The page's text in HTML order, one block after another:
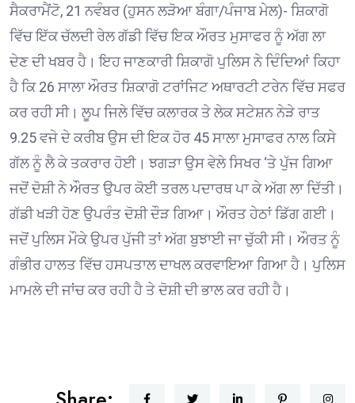
ਸੈਕਰਾਮੈਂਟੋ, 21 ਨਵੰਬਰ (ਹੁਸਨ ਲੜੋਆ ਬੰਗਾ/ਪੰਜਾਬ ਮੇਲ)- ਸ਼ਿਕਾਗੋ
ਵਿੱਚ ਇੱਕ ਚੱਲਦੀ ਰੇਲ ਗੱਡੀ ਵਿੱਚ ਇਕ ਔਰਤ ਮੁਸਾਫਰ ਨੂੰ ਅੱਗ ਲਾ
ਦੇਣ ਦੀ ਖਬਰ ਹੈ। ਇਹ ਜਾਣਕਾਰੀ ਸ਼ਿਕਾਗੋ ਪੁਲਿਸ ਨੇ ਦਿੰਦਿਆਂ ਕਿਹਾ
ਹੈ ਕਿ 26 ਸਾਲਾ ਔਰਤ ਸ਼ਿਕਾਗੋ ਟਰਾਂਜਿਟ ਅਥਾਰਟੀ ਟਰੇਨ ਵਿੱਚ ਸਫਰ
ਕਰ ਰਹੀ ਸੀ। ਲੂਪ ਜਿਲੇ ਵਿੱਚ ਕਲਾਰਕ ਤੇ ਲੇਕ ਸਟੇਸ਼ਨ ਨੇੜੇ ਰਾਤ
9.25 ਵਜੇ ਦੇ ਕਰੀਬ ਉਸ ਦੀ ਇਕ ਹੋਰ 45 ਸਾਲਾ ਮੁਸਾਫਰ ਨਾਲ ਕਿਸੇ
ਗੱਲ ਨੂੰ ਲੈ ਕੇ ਤਕਰਾਰ ਹੋਈ। ਝਗੜਾ ਉਸ ਵੇਲੇ ਸਿਖਰ ‘ਤੇ ਪੁੱਜ ਗਿਆ
ਜਦੋਂ ਦੋਸ਼ੀ ਨੇ ਔਰਤ ਉਪਰ ਕੋਈ ਤਰਲ ਪਦਾਰਥ ਪਾ ਕੇ ਅੱਗ ਲਾ ਦਿੱਤੀ।
ਗੱਡੀ ਖੜੀ ਹੋਣ ਉਪਰੰਤ ਦੋਸ਼ੀ ਦੌੜ ਗਿਆ। ਔਰਤ ਹੇਠਾਂ ਡਿੱਗ ਗਈ।
ਜਦੋਂ ਪੁਲਿਸ ਮੌਕੇ ਉਪਰ ਪੁੱਜੀ ਤਾਂ ਅੱਗ ਬੁਝਾਈ ਜਾ ਚੁੱਕੀ ਸੀ। ਔਰਤ ਨੂੰ
ਗੰਭੀਰ ਹਾਲਤ ਵਿੱਚ ਹਸਪਤਾਲ ਦਾਖਲ ਕਰਵਾਇਆ ਗਿਆ ਹੈ। ਪੁਲਿਸ
ਮਾਮਲੇ ਦੀ ਜਾਂਚ ਕਰ ਰਹੀ ਹੈ ਤੇ ਦੋਸ਼ੀ ਦੀ ਭਾਲ ਕਰ ਰਹੀ ਹੈ।